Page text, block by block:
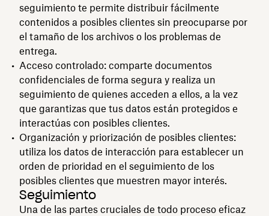
seguimiento te permite distribuir fácilmente
contenidos a posibles clientes sin preocuparse por
el tamaño de los archivos o los problemas de
entrega.
Acceso controlado: comparte documentos
confidenciales de forma segura y realiza un
seguimiento de quienes acceden a ellos, a la vez
que garantizas que tus datos están protegidos e
interactúas con posibles clientes.
Organización y priorización de posibles clientes:
utiliza los datos de interacción para establecer un
orden de prioridad en el seguimiento de los
posibles clientes que muestren mayor interés.
Seguimiento
Una de las partes cruciales de todo proceso eficaz